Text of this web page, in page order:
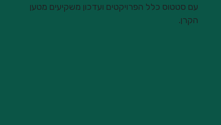
עם סטטוס כלל הפרויקטים ועדכון משקיעים מטען
הקרן.